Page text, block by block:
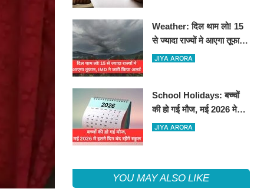
Weather: दिल थाम लो! 15
से ज्यादा राज्यों मे आएगा तूफान,
IMD ने जारी किया अलर्ट
JIYA ARORA
School Holidays: बच्चों
की हो गई मौज, मई 2026 मे
इतने दिन बंद रहेंगे स्कूल
JIYA ARORA
YOU MAY ALSO LIKE